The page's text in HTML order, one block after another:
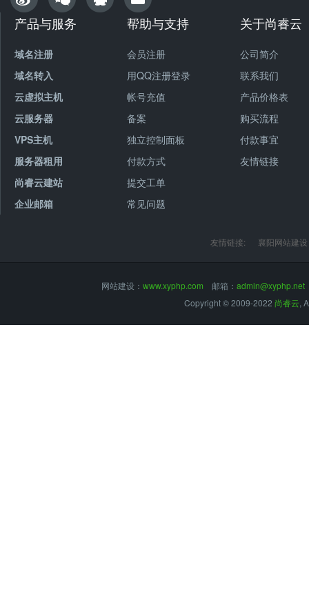
产品与服务
域名注册
域名转入
云虚拟主机
云服务器
VPS主机
服务器租用
尚睿云建站
企业邮箱
帮助与支持
会员注册
用QQ注册登录
帐号充值
备案
独立控制面板
付款方式
提交工单
常见问题
关于尚睿云
公司简介
联系我们
产品价格表
购买流程
付款事宜
友情链接
友情链接: 襄阳网站建设
网站建设： www.xyphp.com 邮箱： admin@xyphp.net
Copyright © 2009-2022 尚睿云,